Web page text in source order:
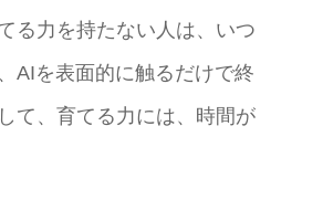
る力を持たない人は、いつ
AIを表面的に触るだけで終
て、育てる力には、時間が